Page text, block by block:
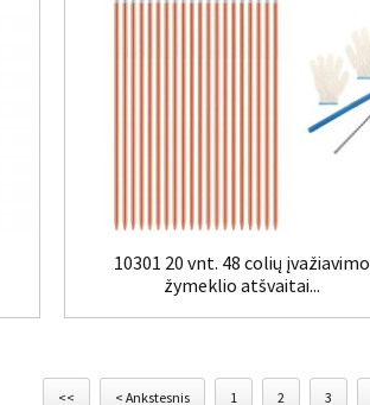
10301 20 vnt. 48 colių įvažiavimo
žymeklio atšvaitai...
<< < Ankstesnis 1 2 3